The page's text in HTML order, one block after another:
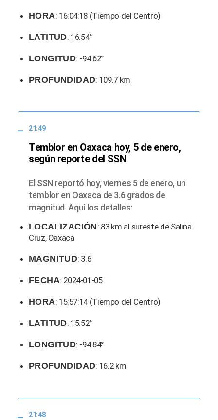
HORA: 16:04:18 (Tiempo del Centro)
LATITUD: 16.54°
LONGITUD: -94.62°
PROFUNDIDAD: 109.7 km
21:49
Temblor en Oaxaca hoy, 5 de enero,
según reporte del SSN
El SSN reportó hoy, viernes 5 de enero, un
temblor en Oaxaca de 3.6 grados de
magnitud. Aquí los detalles:
LOCALIZACIÓN: 83 km al sureste de Salina
Cruz, Oaxaca
MAGNITUD: 3.6
FECHA: 2024-01-05
HORA: 15:57:14 (Tiempo del Centro)
LATITUD: 15.52°
LONGITUD: -94.84°
PROFUNDIDAD: 16.2 km
21:48